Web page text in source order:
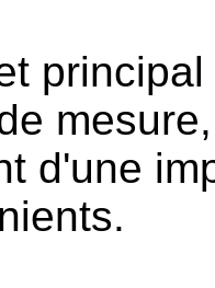
d'une